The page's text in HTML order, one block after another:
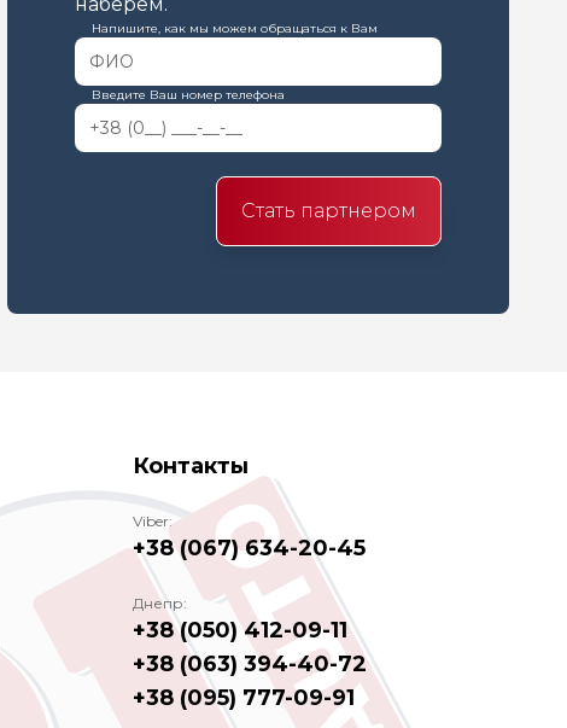
Напишите, как мы можем обращаться к Вам
Введите Ваш номер телефона
Стать партнером
Контакты
Viber:
+38 (067) 634-20-45
Днепр:
+38 (050) 412-09-11
+38 (063) 394-40-72
+38 (095) 777-09-91